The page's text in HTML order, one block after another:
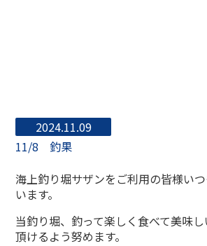
2024.11.09
11/8 釣果
海上釣り堀サザンをご利用の皆様い
います。
当釣り堀、釣って楽しく食べて美味
頂けるよう努めます。